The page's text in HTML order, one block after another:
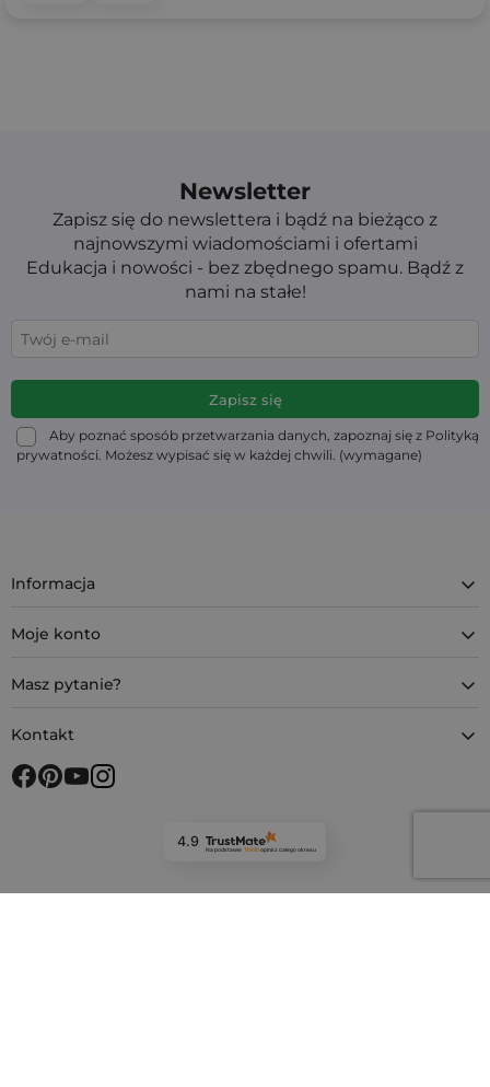
Newsletter
Zapisz się do newslettera i bądź na bieżąco z
najnowszymi wiadomościami i ofertami
Edukacja i nowości - bez zbędnego spamu. Bądź z
nami na stałe!
Aby poznać sposób przetwarzania danych, zapoznaj się z Polityką
prywatności. Możesz wypisać się w każdej chwili. (wymagane)
Informacja
Moje konto
Masz pytanie?
Kontakt
4.9
Na podstawie 11 930opiniiz całego okresu